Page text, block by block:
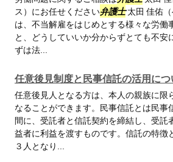
ス）にお任せください弁護士太田 佳佑（
は、不当解雇をはじめとする様々な労
と、どうしていいか分からずとても不
ずは法...
任意後見制度と民事信託の活用につ
任意後見人となる方は、本人の親族に限
なることができます。民事信託とは民
間に、受託者と信託契約を締結し、受
益者に利益を渡すものです。信託の特
３人となり...